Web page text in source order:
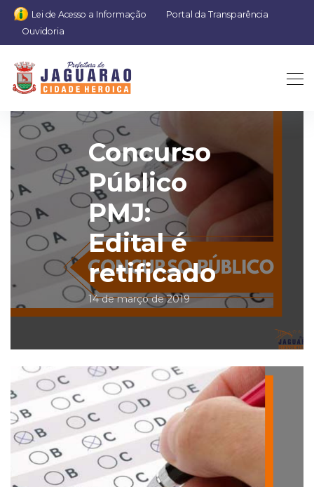
Lei de Acesso a Informação
Portal da Transparência
Ouvidoria
Concurso
Público
PMJ:
Edital é
retificado
14 de março de 2019